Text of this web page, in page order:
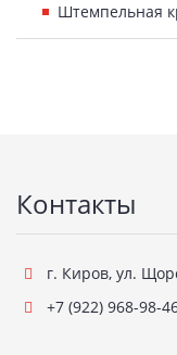
Штемпельная
Контакты
г. Киров, ул.
+7 (922) 968-98-